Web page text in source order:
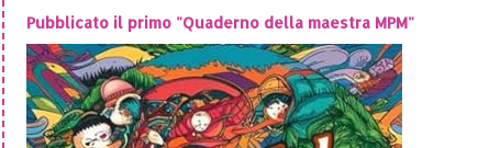
Pubblicato il primo "Quaderno della maestra MPM"